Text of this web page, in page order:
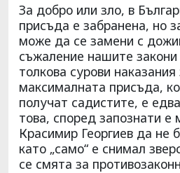
За добро или зло, в
присъда е забранена, но
може да се замени с
съжаление нашите
толкова сурови
максималната присъда,
получат садистите, е
това, според запознати е
Красимир Георгиев да не
като „само“ е снимал
се смята за